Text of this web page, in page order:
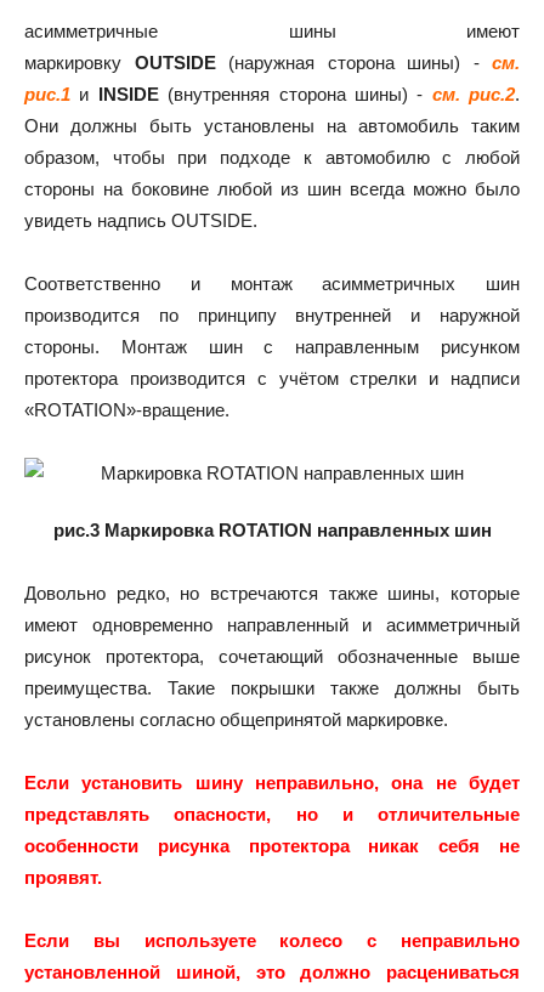
асимметричные шины имеют
маркировку OUTSIDE(наружная сторона шины) - см.
рис.1 и INSIDE(внутренняя сторона шины) - см. рис.2.
Они должны быть установлены на автомобиль таким
образом, чтобы при подходе к автомобилю с любой
стороны на боковине любой из шин всегда можно было
увидеть надпись OUTSIDE.
Соответственно и монтаж асимметричных шин
производится по принципу внутренней и наружной
стороны. Монтаж шин с направленным рисунком
протектора производится с учётом стрелки и надписи
«ROTATION»-вращение.
рис.3 Маркировка ROTATION направленных шин
Довольно редко, но встречаются также шины, которые
имеют одновременно направленный и асимметричный
рисунок протектора, сочетающий обозначенные выше
преимущества. Такие покрышки также должны быть
установлены согласно общепринятой маркировке.
Если установить шину неправильно, она не будет
представлять опасности, но и отличительные
особенности рисунка протектора никак себя не
проявят.
Если вы используете колесо с неправильно
установленной шиной, это должно расцениваться